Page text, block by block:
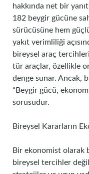
hakkında net bir
182 beygir gücüne
sürücüsüne hem
yakıt verimliliği
bireysel araç
tür araçlar, özellikle
denge sunar. Ancak,
“Beygir gücü,
sorusudur.
Bireysel Kararların
Bir ekonomist olarak
bireysel tercihler